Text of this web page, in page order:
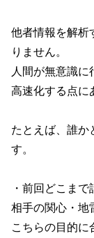
他者情報を解析
りません。
人間が無意識に
高速化する点に
たとえば、誰か
す。
・前回どこま
相手の関心・地
こちらの目的